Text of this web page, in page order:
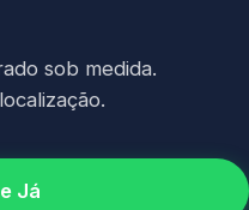
sob medida.
Já